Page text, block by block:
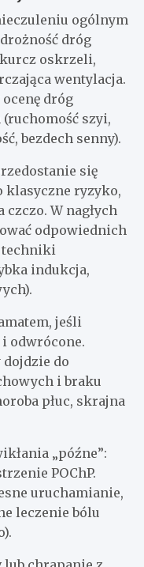
ogólnym
dróg
oskrzeli,
wentylacja.
dróg
szyi,
bezdech senny).
się
klasyczne ryzyko,
W nagłych
odpowiednich
techniki
indukcja,
jeśli
odwrócone.
dojdzie do
i braku
płuc, skrajna
„późne”:
POChP.
uruchamianie,
leczenie bólu